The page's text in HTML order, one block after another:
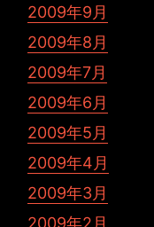
2009年9月
2009年8月
2009年7月
2009年6月
2009年5月
2009年4月
2009年3月
2009年2月